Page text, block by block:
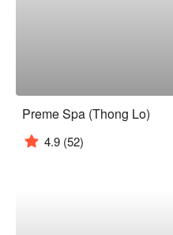
Preme Spa (Thong Lo)
4.9 (52)